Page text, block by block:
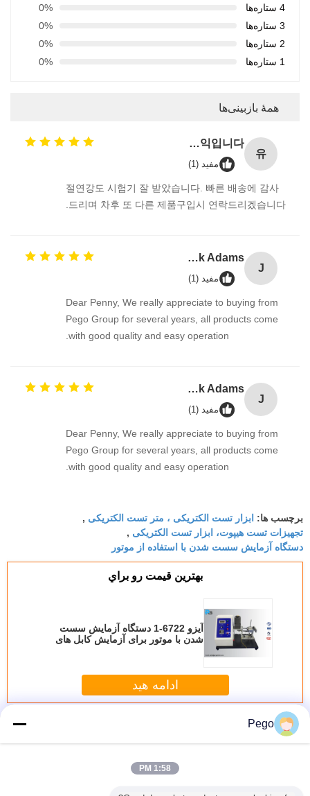
4 ستاره‌ها
0%
3 ستاره‌ها
0%
2 ستاره‌ها
0%
1 ستاره‌ها
0%
همهٔ بازبینی‌ها
유
유진코퍼레이션에 황동익입니다.
مفید (1)
절연강도 시험기 잘 받았습니다. 빠른 배송에 감사
드리며 차후 또 다른 제품구입시 연락드리겠습니다.
J
Jack Adams
مفید (1)
Dear Penny, We really appreciate to buying from
Pego Group for several years, all products come
with good quality and easy operation.
J
Jack Adams
مفید (1)
Dear Penny, We really appreciate to buying from
Pego Group for several years, all products come
with good quality and easy operation.
برچسب ها: ابزار تست الکتریکی ، متر تست الکتریکی ,
تجهیزات تست هیپوت، ابزار تست الکتریکی ,
دستگاه آزمایش سست شدن با استفاده از موتور
بهترين قيمت رو براي
آیزو 6722-1 دستگاه آزمایش سست
شدن با موتور برای آزمایش کابل های
ادامه هید
بیش تجهیزات ایمنی ایمنی برق
Pego
1:58 PM